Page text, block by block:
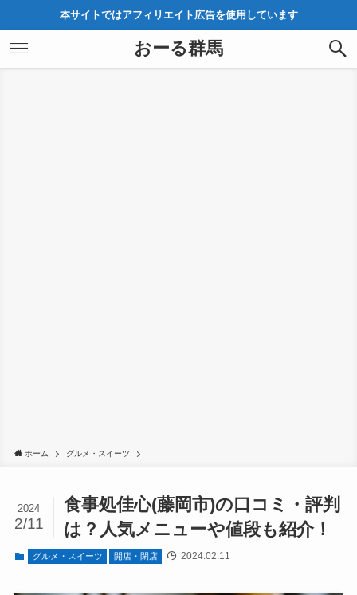
本サイトではアフィリエイト広告を使用しています
おーる群馬
ホーム グルメ・スイーツ
食事処佳心(藤岡市)の口コミ・評判
は？人気メニューや値段も紹介！
2024
2/11
グルメ・スイーツ 開店・閉店 2024.02.11